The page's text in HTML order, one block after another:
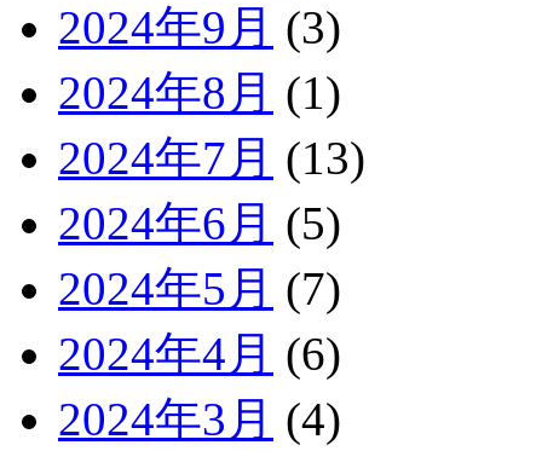
2024年9月 (3)
2024年8月 (1)
2024年7月 (13)
2024年6月 (5)
2024年5月 (7)
2024年4月 (6)
2024年3月 (4)